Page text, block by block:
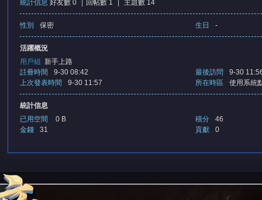
天
統計信息 好友數 0 回帖數 1 主題數 14
性別 保密 生日 -
活躍概況
用戶組
新手上路
註冊時間
9-30 08:42 最後訪問
9-30
上次發表時間
9-30 11:57 所在時區 使用系統
統計信息
已用空間
0 B 積分
46
金錢
31 貢獻 0